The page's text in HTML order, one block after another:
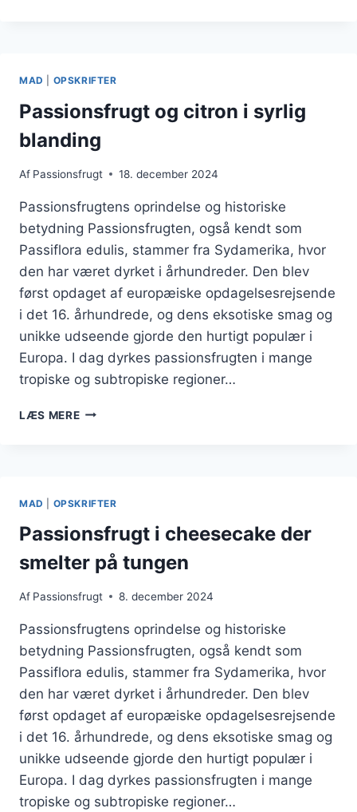
MAD OPSKRIFTER
Passionsfrugt og citron i syrlig
blanding
Af Passionsfrugt 18. december 2024
Passionsfrugtens oprindelse og historiske
betydning Passionsfrugten, også kendt som
Passiflora edulis, stammer fra Sydamerika, hvor
den har været dyrket i århundreder. Den blev
først opdaget af europæiske opdagelsesrejsende
i det 16. århundrede, og dens eksotiske smag og
unikke udseende gjorde den hurtigt populær i
Europa. I dag dyrkes passionsfrugten i mange
tropiske og subtropiske regioner…
LÆS MEREPASSIONSFRUGT
MAD OPSKRIFTER
Passionsfrugt i cheesecake der
smelter på tungen
Af Passionsfrugt 8. december 2024
Passionsfrugtens oprindelse og historiske
betydning Passionsfrugten, også kendt som
Passiflora edulis, stammer fra Sydamerika, hvor
den har været dyrket i århundreder. Den blev
først opdaget af europæiske opdagelsesrejsende
i det 16. århundrede, og dens eksotiske smag og
unikke udseende gjorde den hurtigt populær i
Europa. I dag dyrkes passionsfrugten i mange
tropiske og subtropiske regioner…